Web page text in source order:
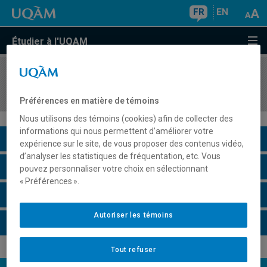
FR EN
Étudier à l'UQAM
COURS//
Description du cours
Horaire - Été 2026
Préférences en matière de témoins
Nous utilisons des témoins (cookies) afin de collecter des
informations qui nous permettent d’améliorer votre
expérience sur le site, de vous proposer des contenus vidéo,
d’analyser les statistiques de fréquentation, etc. Vous
pouvez personnaliser votre choix en sélectionnant
« Préférences ».
Tout refuser
Autoriser les témoins